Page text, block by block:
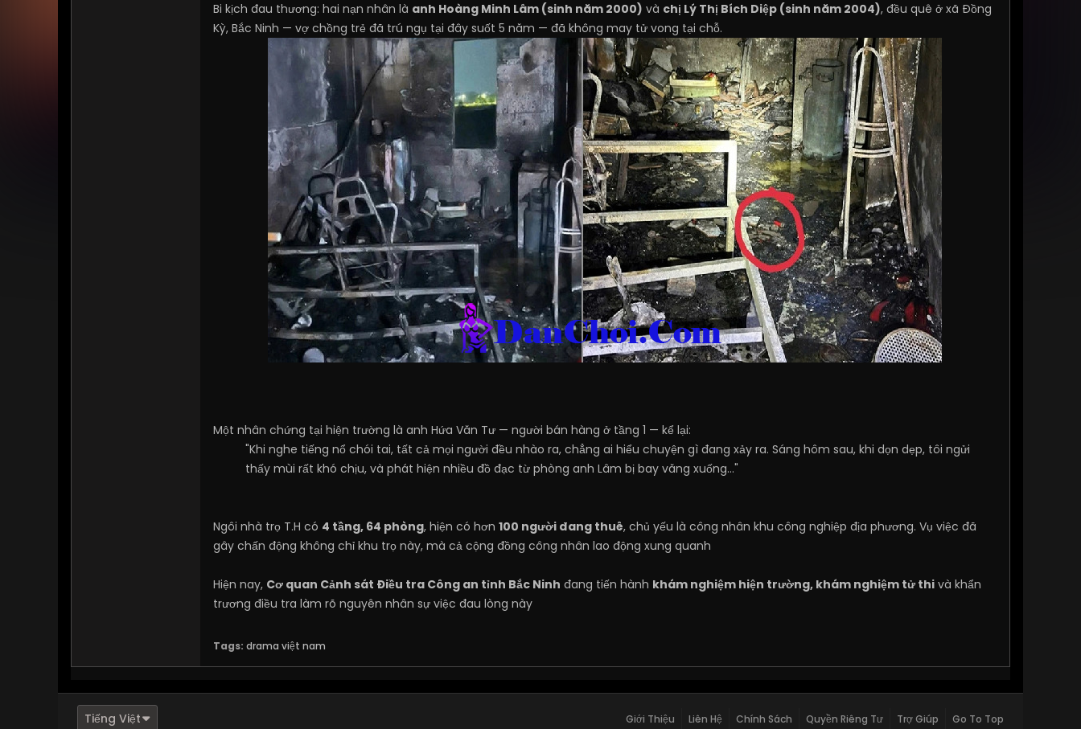
Bi kịch đau thương: hai nạn nhân là anh Hoàng Minh Lâm (sinh năm 2000) và chị Lý Thị Bích Diệp (sinh năm 2004), đều quê ở xã Đồng
Kỳ, Bắc Ninh — vợ chồng trẻ đã trú ngụ tại đây suốt 5 năm — đã không may tử vong tại chỗ.
Một nhân chứng tại hiện trường là anh Hứa Văn Tư — người bán hàng ở tầng 1 — kể lại:
"Khi nghe tiếng nổ chói tai, tất cả mọi người đều nhào ra, chẳng ai hiểu chuyện gì đang xảy ra. Sáng hôm sau, khi dọn dẹp, tôi ngửi
thấy mùi rất khó chịu, và phát hiện nhiều đồ đạc từ phòng anh Lâm bị bay văng xuống…"
Ngôi nhà trọ T.H có 4 tầng, 64 phòng, hiện có hơn 100 người đang thuê, chủ yếu là công nhân khu công nghiệp địa phương. Vụ việc đã
gây chấn động không chỉ khu trọ này, mà cả cộng đồng công nhân lao động xung quanh
Hiện nay, Cơ quan Cảnh sát Điều tra Công an tỉnh Bắc Ninh đang tiến hành khám nghiệm hiện trường, khám nghiệm tử thi và khẩn
trương điều tra làm rõ nguyên nhân sự việc đau lòng này
Tags: drama việt nam
Tiếng Việt Giới Thiệu Liên Hệ Chính Sách Quyền Riêng Tư Trợ Giúp Go To Top